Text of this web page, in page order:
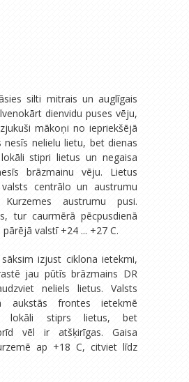
silti mitrais un auglīgais
dienvidu puses vēju,
mākoņi no iepriekšējā
nesīs nelielu lietu, bet dienas
stipri lietus un negaisa
brāzmainu vēju. Lietus
centrālo un austrumu
austrumu pusi.
tur caurmērā pēcpusdienā
valstī +24 ... +27 C.
izjust ciklona ietekmi,
jau pūtīs brāzmains DR
neliels lietus. Valsts
aukstās frontes ietekmē
lokāli stiprs lietus, bet
vēl ir atšķirīgas. Gaisa
ap +18 C, citviet līdz